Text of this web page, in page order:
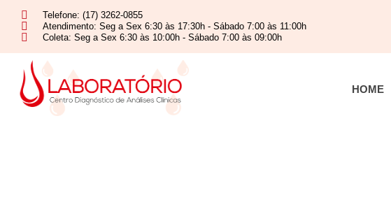
Telefone: (17) 3262-0855
Atendimento: Seg a Sex 6:30 às 17:30h - Sábado 7:00 às 11:00h
Coleta: Seg a Sex 6:30 às 10:00h - Sábado 7:00 às 09:00h
HOME